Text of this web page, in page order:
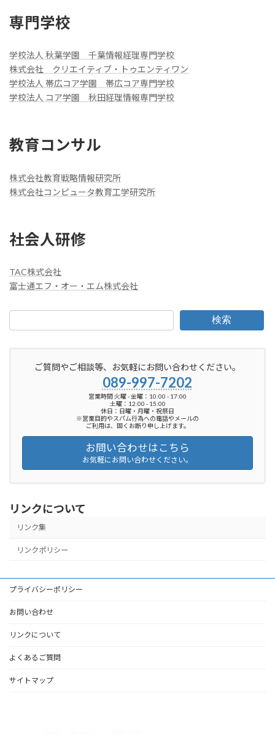
専門学校
学校法人 秋葉学園 千葉情報経理専門学校
株式会社 クリエイティブ・トゥエンティワン
学校法人 帯広コア学園 帯広コア専門学校
学校法人 コア学園 秋田経理情報専門学校
教育コンサル
株式会社教育戦略情報研究所
株式会社コンピュータ教育工学研究所
社会人研修
TAC株式会社
富士通エフ・オー・エム株式会社
検索
ご質問やご相談等、お気軽にお問い合わせください。
089-997-7202
営業時間 火曜 - 金曜：10:00 - 17:00
土曜：12:00 - 15:00
休日：日曜・月曜・祝祭日
※営業目的やスパム行為への電話やメールの
ご利用は、固くお断り申し上げます。
お問い合わせはこちら
お気軽にお問い合わせください。
リンクについて
リンク集
リンクポリシー
プライバシーポリシー
お問い合わせ
リンクについて
よくあるご質問
サイトマップ